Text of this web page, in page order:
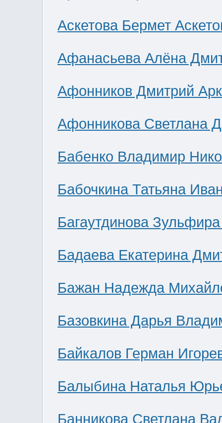
Аскетова Бермет
Афанасьева Алёна
Афонников Дмитрий
Афонникова Светлана
Бабенко Владимир
Бабочкина Татьяна
Багаутдинова
Бадаева Екатерина
Бажан Надежда
Базовкина Дарья
Байкалов Герман
Балыбина Наталья
Банникова Светлана